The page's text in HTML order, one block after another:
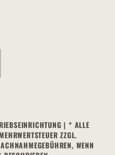
| * ALLE
ZZGL.
WENN